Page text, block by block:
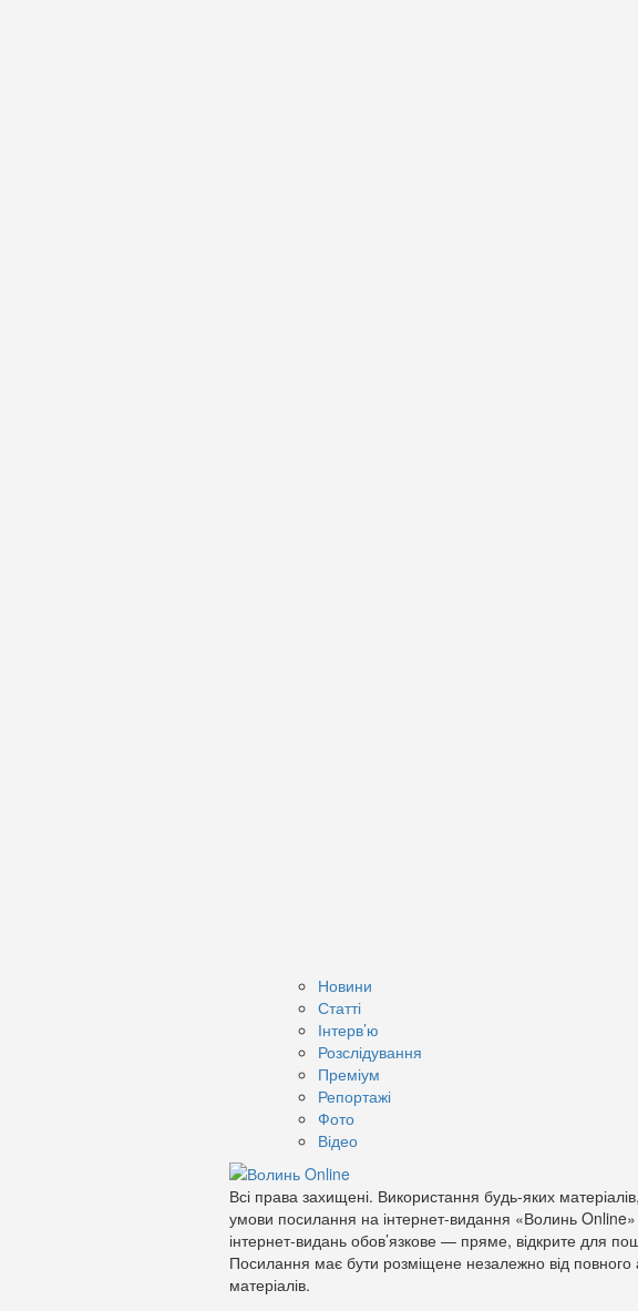
Новини
Статті
Інтерв’ю
Розслідування
Преміум
Репортажі
Фото
Відео
Всі права захищені. Використання будь-яких
умови посилання на інтернет-видання «Волинь
інтернет-видань обов’язкове — пряме, відкрите для
Посилання має бути розміщене незалежно від повного
матеріалів.